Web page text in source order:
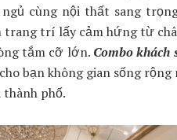
cùng nội thất sang
trang trí lấy cảm hứng từ
tắm cỡ lớn. Combo khách
bạn không gian sống
phố.